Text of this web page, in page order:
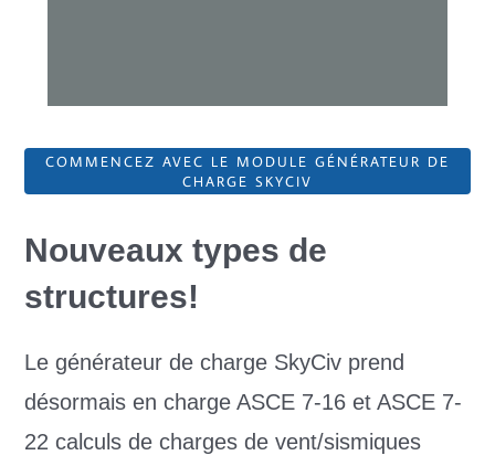
COMMENCEZ AVEC LE MODULE GÉNÉRATEUR DE
CHARGE SKYCIV
Nouveaux types de
structures!
Le générateur de charge SkyCiv prend
désormais en charge ASCE 7-16 et ASCE 7-
22 calculs de charges de vent/sismiques